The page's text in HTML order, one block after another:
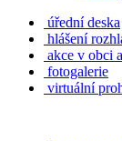
úřední deska
hlášení
akce v obci
fotogalerie
virtuální